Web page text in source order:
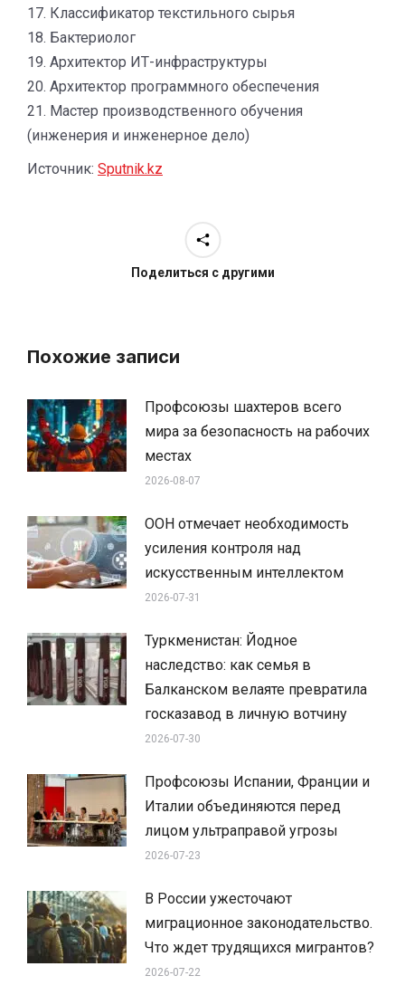
17. Классификатор текстильного сырья
18. Бактериолог
19. Архитектор ИТ-инфраструктуры
20. Архитектор программного обеспечения
21. Мастер производственного обучения
(инженерия и инженерное дело)
Источник: Sputnik.kz
Поделиться с другими
Похожие записи
Профсоюзы шахтеров всего
мира за безопасность на рабочих
местах
2026-08-07
ООН отмечает необходимость
усиления контроля над
искусственным интеллектом
2026-07-31
Туркменистан: Йодное
наследство: как семья в
Балканском велаяте превратила
госказавод в личную вотчину
2026-07-30
Профсоюзы Испании, Франции и
Италии объединяются перед
лицом ультраправой угрозы
2026-07-23
В России ужесточают
миграционное законодательство.
Что ждет трудящихся мигрантов?
2026-07-22